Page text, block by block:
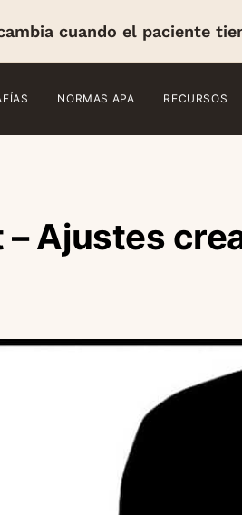
cuando el paciente
NORMAS APA RECURSOS
Ajustes